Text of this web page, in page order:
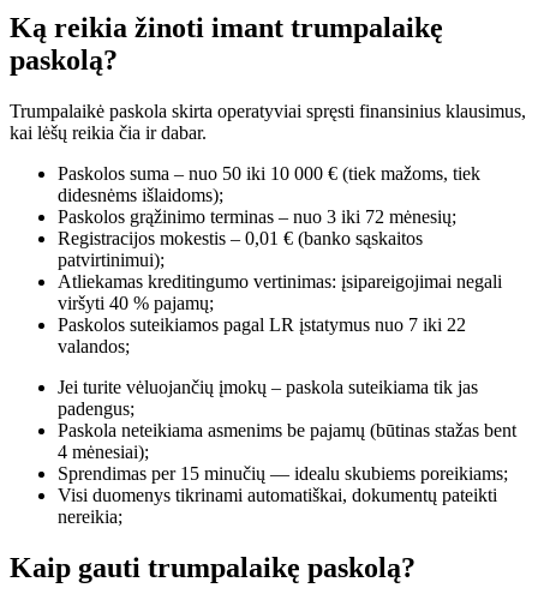
Ką reikia žinoti imant trumpalaikę
paskolą?
Trumpalaikė paskola skirta operatyviai spręsti finansinius klausimus,
kai lėšų reikia čia ir dabar.
Paskolos suma – nuo 50 iki 10 000 € (tiek mažoms, tiek
didesnėms išlaidoms);
Paskolos grąžinimo terminas – nuo 3 iki 72 mėnesių;
Registracijos mokestis – 0,01 € (banko sąskaitos
patvirtinimui);
Atliekamas kreditingumo vertinimas: įsipareigojimai negali
viršyti 40 % pajamų;
Paskolos suteikiamos pagal LR įstatymus nuo 7 iki 22
valandos;
Jei turite vėluojančių įmokų – paskola suteikiama tik jas
padengus;
Paskola neteikiama asmenims be pajamų (būtinas stažas bent
4 mėnesiai);
Sprendimas per 15 minučių — idealu skubiems poreikiams;
Visi duomenys tikrinami automatiškai, dokumentų pateikti
nereikia;
Kaip gauti trumpalaikę paskolą?